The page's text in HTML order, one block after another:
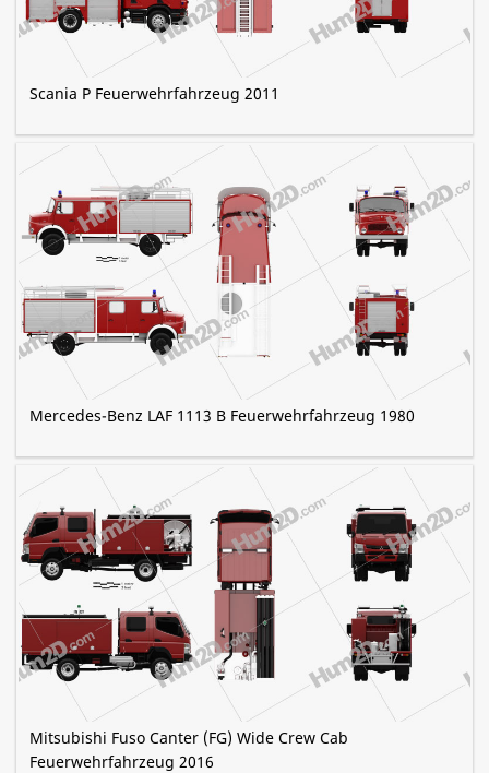
Scania P Feuerwehrfahrzeug 2011
Mercedes-Benz LAF 1113 B Feuerwehrfahrzeug 1980
Mitsubishi Fuso Canter (FG) Wide Crew Cab
Feuerwehrfahrzeug 2016